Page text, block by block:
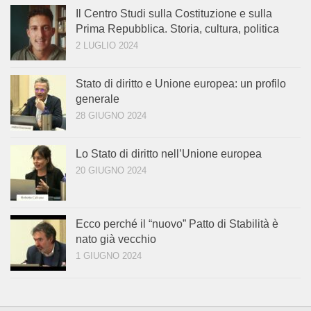
Il Centro Studi sulla Costituzione e sulla
Prima Repubblica. Storia, cultura, politica
2 LUGLIO 2024
Stato di diritto e Unione europea: un profilo
generale
28 GIUGNO 2024
Lo Stato di diritto nell’Unione europea
20 GIUGNO 2024
Ecco perché il “nuovo” Patto di Stabilità è
nato già vecchio
1 GIUGNO 2024